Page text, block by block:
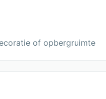
of opbergruimte